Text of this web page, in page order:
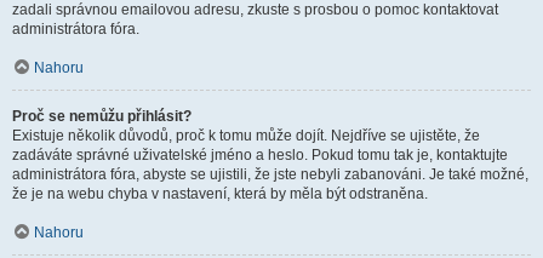
zadali správnou emailovou adresu, zkuste s prosbou o pomoc kontaktovat
administrátora fóra.
Nahoru
Proč se nemůžu přihlásit?
Existuje několik důvodů, proč k tomu může dojít. Nejdříve se ujistěte, že
zadáváte správné uživatelské jméno a heslo. Pokud tomu tak je, kontaktujte
administrátora fóra, abyste se ujistili, že jste nebyli zabanováni. Je také možné,
že je na webu chyba v nastavení, která by měla být odstraněna.
Nahoru